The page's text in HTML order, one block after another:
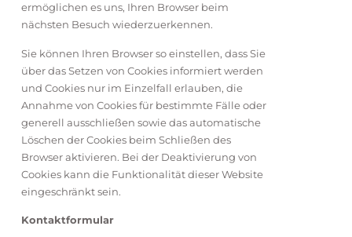
ermöglichen es uns, Ihren Browser beim
nächsten Besuch wiederzuerkennen.
Sie können Ihren Browser so einstellen, dass Sie
über das Setzen von Cookies informiert werden
und Cookies nur im Einzelfall erlauben, die
Annahme von Cookies für bestimmte Fälle oder
generell ausschließen sowie das automatische
Löschen der Cookies beim Schließen des
Browser aktivieren. Bei der Deaktivierung von
Cookies kann die Funktionalität dieser Website
eingeschränkt sein.
Kontaktformular